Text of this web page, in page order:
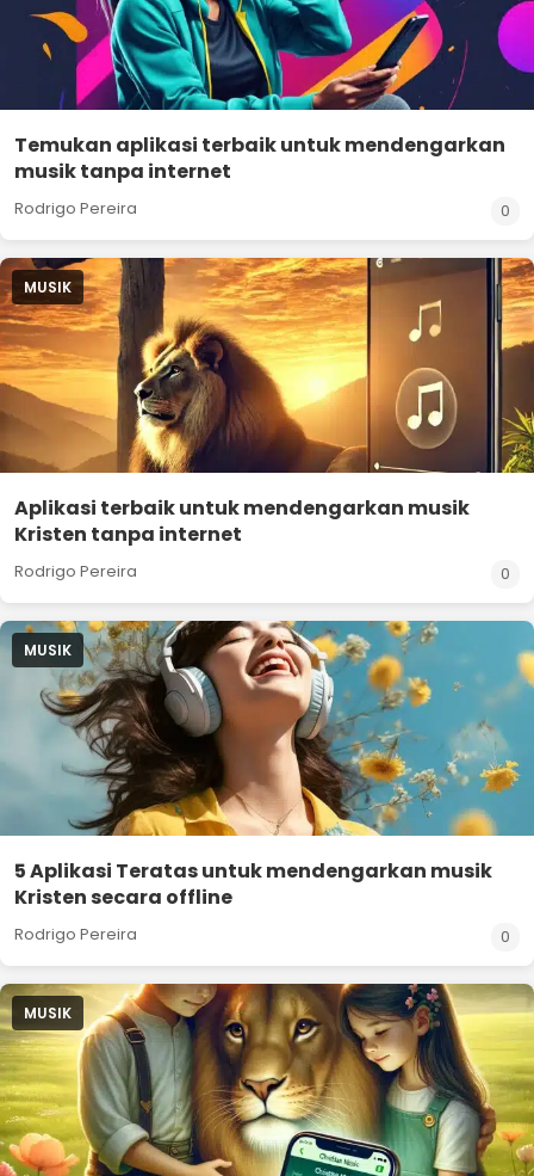
Temukan aplikasi terbaik untuk mendengarkan
musik tanpa internet
Rodrigo Pereira 0
MUSIK
Aplikasi terbaik untuk mendengarkan musik
Kristen tanpa internet
Rodrigo Pereira 0
MUSIK
5 Aplikasi Teratas untuk mendengarkan musik
Kristen secara offline
Rodrigo Pereira 0
MUSIK